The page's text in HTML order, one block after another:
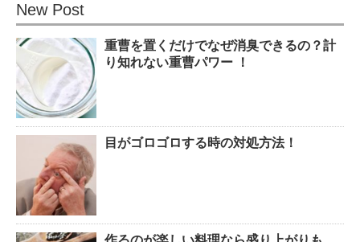
色々な作業に音楽を聴いて集中
する方法！
猫と死別。悲しくても最後の挨
New Post
重曹を置くだけでなぜ消臭できるの？計
り知れない重曹パワー ！
目がゴロゴロする時の対処方法！